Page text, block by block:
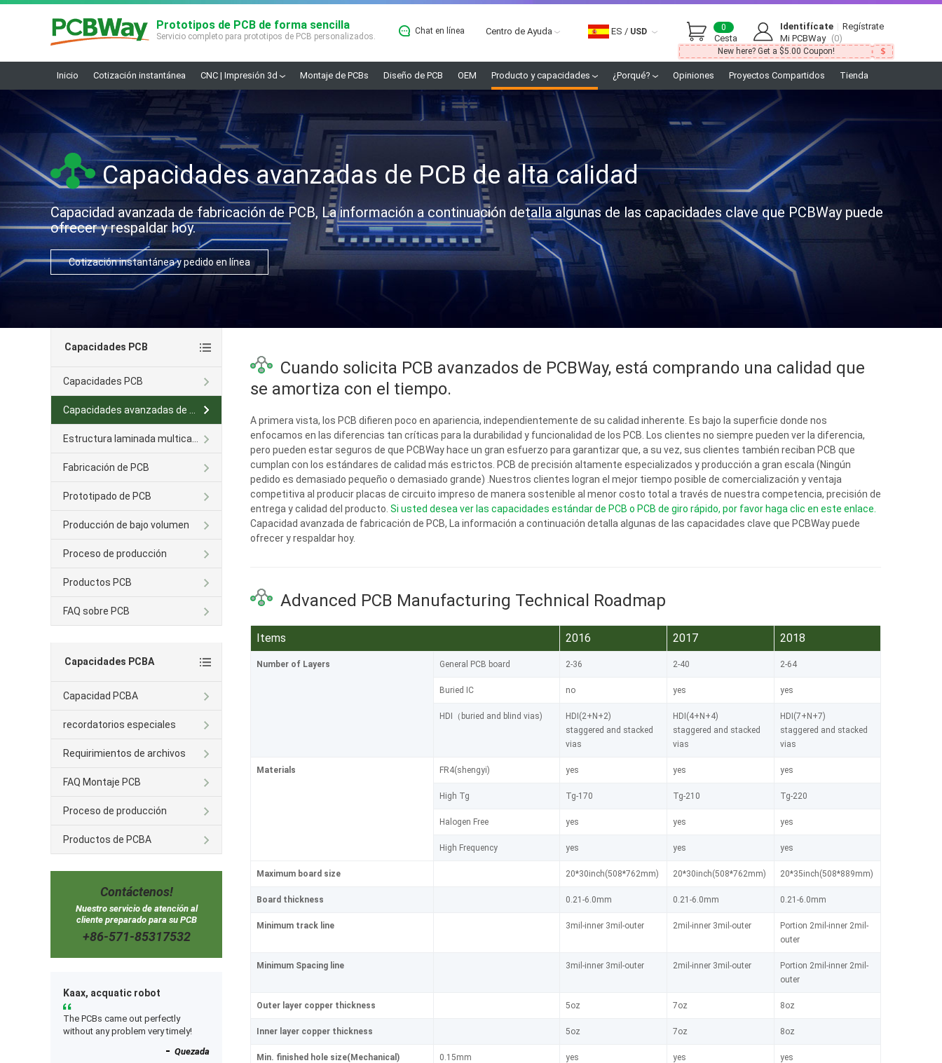
Prototipos de PCB de forma sencilla
Servicio completo para prototipos de PCB personalizados.
Chat en línea Centro de Ayuda ES / USD
Cesta
0 Identifícate
Regístrate
Mi PCBWay (0)
New here? Get a $5.00 Coupon!
Inicio Cotización instantánea CNC | Impresión 3d Montaje de PCBs Diseño de PCB OEM Producto y capacidades ¿Porqué? Opiniones Proyectos Compartidos Tienda
Capacidades avanzadas de PCB de alta calidad
Capacidad avanzada de fabricación de PCB, La información a continuación detalla algunas de las capacidades clave que PCBWay puede
ofrecer y respaldar hoy.
Cotización instantánea y pedido en línea
Cuando solicita PCB avanzados de PCBWay, está comprando una calidad que
se amortiza con el tiempo.
A primera vista, los PCB difieren poco en apariencia, independientemente de su calidad inherente. Es bajo la superficie donde nos
enfocamos en las diferencias tan críticas para la durabilidad y funcionalidad de los PCB. Los clientes no siempre pueden ver la diferencia,
pero pueden estar seguros de que PCBWay hace un gran esfuerzo para garantizar que, a su vez, sus clientes también reciban PCB que
cumplan con los estándares de calidad más estrictos. PCB de precisión altamente especializados y producción a gran escala (Ningún
pedido es demasiado pequeño o demasiado grande) .Nuestros clientes logran el mejor tiempo posible de comercialización y ventaja
competitiva al producir placas de circuito impreso de manera sostenible al menor costo total a través de nuestra competencia, precisión de
entrega y calidad del producto. Si usted desea ver las capacidades estándar de PCB o PCB de giro rápido, por favor haga clic en este enlace.
Capacidad avanzada de fabricación de PCB, La información a continuación detalla algunas de las capacidades clave que PCBWay puede
ofrecer y respaldar hoy.
Advanced PCB Manufacturing Technical Roadmap
Items 2016 2017 2018
Number of Layers General PCB board 2-36 2-40 2-64
Buried IC no yes yes
HDI（buried and blind vias)
HDI(2+N+2)
staggered and stacked
vias
HDI(4+N+4)
staggered and stacked
vias
HDI(7+N+7)
staggered and stacked
vias
Materials FR4(shengyi) yes yes yes
High Tg Tg-170 Tg-210 Tg-220
Halogen Free yes yes yes
High Frequency yes yes yes
Maximum board size 20*30inch(508*762mm) 20*30inch(508*762mm) 20*35inch(508*889mm)
Board thickness 0.21-6.0mm 0.21-6.0mm 0.21-6.0mm
Minimum track line 3mil-inner 3mil-outer 2mil-inner 3mil-outer
Portion 2mil-inner 2mil-
outer
Minimum Spacing line 3mil-inner 3mil-outer 2mil-inner 3mil-outer
Portion 2mil-inner 2mil-
outer
Outer layer copper thickness 5oz 7oz 8oz
Inner layer copper thickness 5oz 7oz 8oz
Min. finished hole size(Mechanical) 0.15mm yes yes yes
Capacidades PCB
Capacidades PCB
Fabricación de PCB
Prototipado de PCB
Producción de bajo volumen
Proceso de producción
Productos PCB
FAQ sobre PCB
Capacidades PCBA
Capacidad PCBA
recordatorios especiales
Requirimientos de archivos
FAQ Montaje PCB
Proceso de producción
Productos de PCBA
Contáctenos!
Nuestro servicio de atención al
cliente preparado para su PCB
+86-571-85317532
Kaax, acquatic robot
The PCBs came out perfectly
without any problem very timely!
Quezada